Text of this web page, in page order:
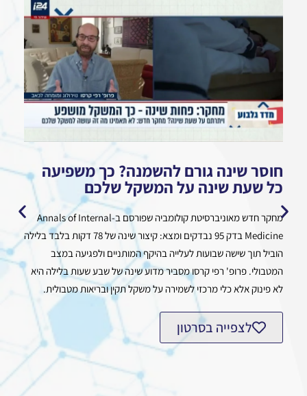
חוסר שינה גורם להשמנה? כך משפיעה
כל שעת שינה על המשקל שלכם
מחקר חדש מאוניברסיטת קולומביה שפורסם ב-Annals of Internal
Medicine בדק 95 נבדקים ומצא: קיצור שינה של 78 דקות בלבד בלילה
הוביל תוך שישה שבועות לעלייה בהיקף המותניים ולפגיעה במצב
המטבולי. פרופ' רפי קרסו מסביר מדוע שינה של שבע שעות בלילה היא
לא פינוק אלא כלי מרכזי לשמירה על משקל תקין ובריאות מטבולית.
לצפייה בסרטון